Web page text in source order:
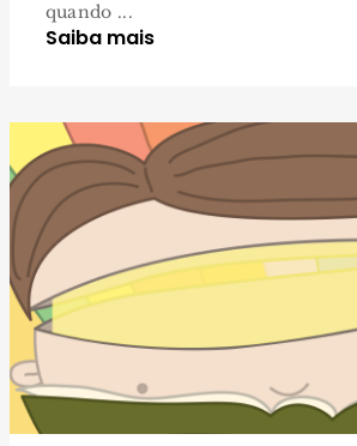
quando ...
Saiba mais